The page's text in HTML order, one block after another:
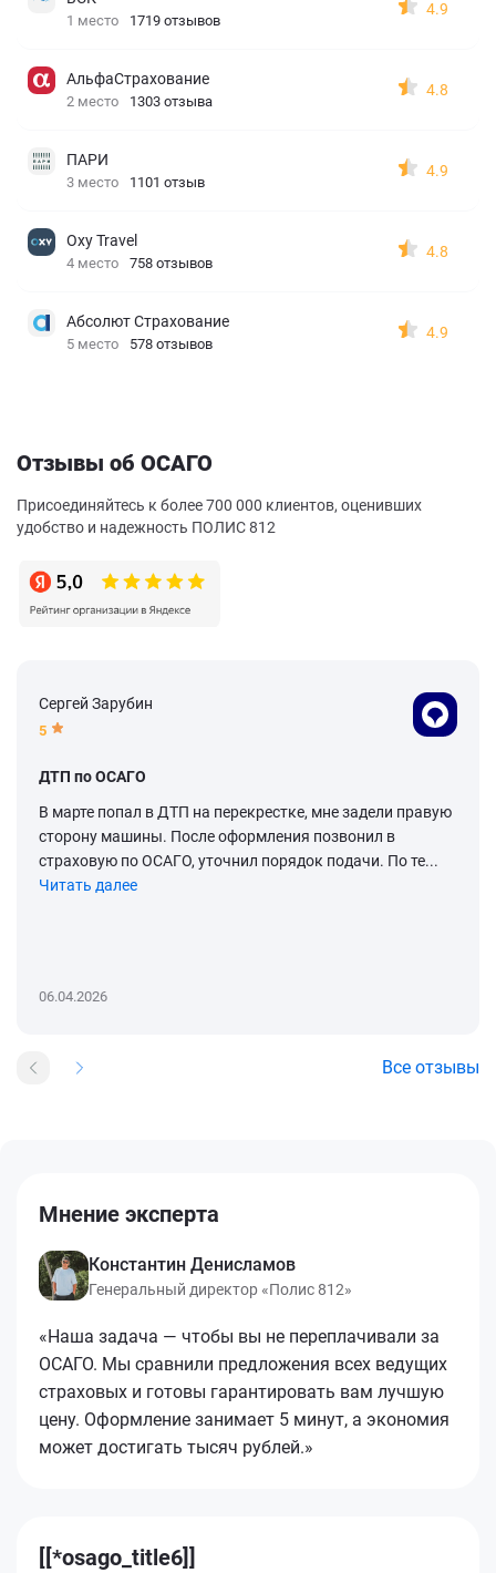
1 место 1719 отзывов
4.9
АльфаСтрахование
2 место 1303 отзыва
4.8
ПАРИ
3 место 1101 отзыв
4.9
Oxy Travel
4 место 758 отзывов
4.8
Абсолют Страхование
5 место 578 отзывов
4.9
Отзывы об ОСАГО
Присоединяйтесь к более 700 000 клиентов, оценивших
удобство и надежность ПОЛИС 812
Сергей Зарубин
5
ДТП по ОСАГО
В марте попал в ДТП на перекрестке, мне задели правую
сторону машины. После оформления позвонил в
страховую по ОСАГО, уточнил порядок подачи. По те...
Читать далее
06.04.2026
Все отзывы
Мнение эксперта
Константин Денисламов
Генеральный директор «Полис 812»
«Наша задача — чтобы вы не переплачивали за
ОСАГО. Мы сравнили предложения всех ведущих
страховых и готовы гарантировать вам лучшую
цену. Оформление занимает 5 минут, а экономия
может достигать тысяч рублей.»
[[*osago_title6]]